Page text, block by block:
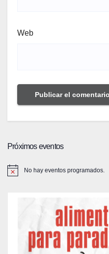
Web
Próximos eventos
No hay eventos programados.